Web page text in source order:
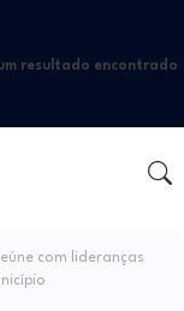
resultado encontrado
com lideranças